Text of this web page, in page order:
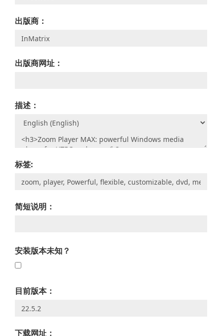
出版商：
出版商网址：
描述：
标签:
简短说明：
安装版本未知？
目前版本：
下载网址：